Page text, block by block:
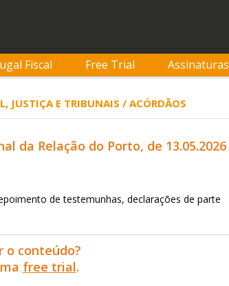
Fiscal Free Trial Assinaturas
JUSTIÇA E TRIBUNAIS / ACÓRDÃOS
da Relação do Porto, de 13.05.2026
de testemunhas, declarações de parte
o conteúdo?
free trial.